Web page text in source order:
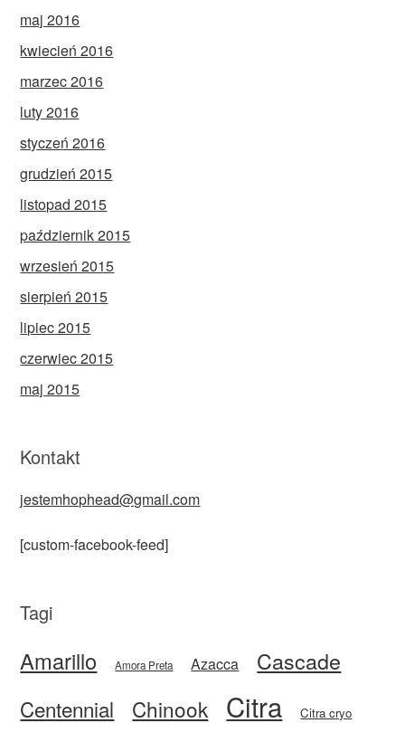
maj 2016
kwiecień 2016
marzec 2016
luty 2016
styczeń 2016
grudzień 2015
listopad 2015
październik 2015
wrzesień 2015
sierpień 2015
lipiec 2015
czerwiec 2015
maj 2015
Kontakt
jestemhophead@gmail.com
[custom-facebook-feed]
Tagi
Amarillo Amora Preta Azacca Cascade
Centennial Chinook Citra Citra cryo